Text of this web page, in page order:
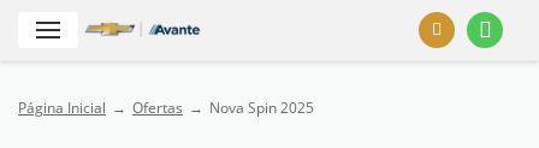
Página Inicial Ofertas Nova Spin 2025